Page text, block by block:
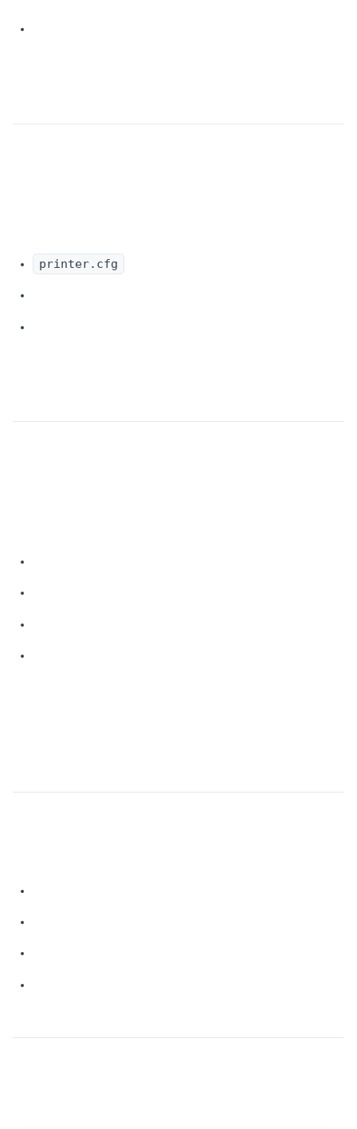
printer.cfg